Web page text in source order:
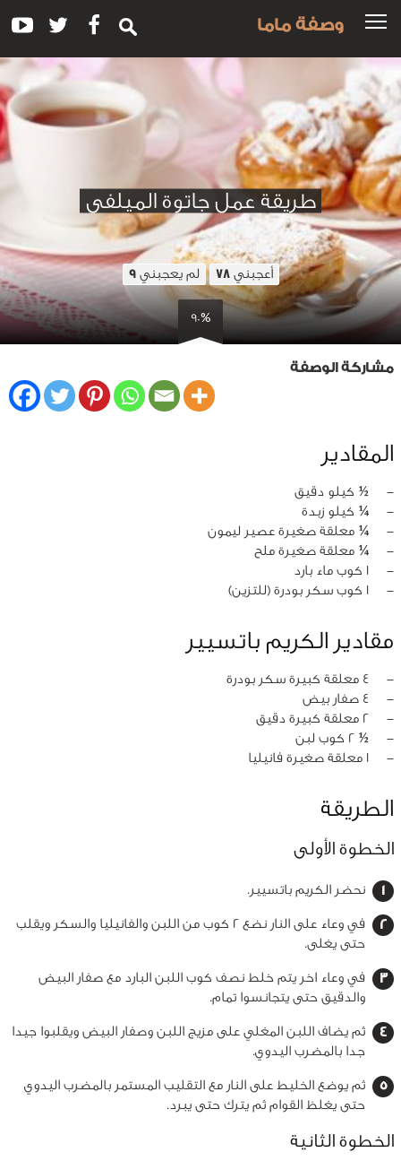
وصفة ماما
طريقة عمل جاتوة الميلفى
أعجبني78 لم يعجبني9
90%
مشاركة الوصفة
المقادير
‏-
½ كيلو دقيق
‏-
¼ كيلو زبدة
‏-
¼ معلقة صغيرة عصير ليمون
‏-
¼ معلقة صغيرة ملح
‏-
1 كوب ماء بارد
‏-
1 كوب سكر بودرة (للتزين)
مقادير الكريم باتسيير
‏-
4 معلقة كبيرة سكر بودرة
‏-
4 صفار بيض
‏-
2 معلقة كبيرة دقيق
‏-
½ 2 كوب لبن
‏-
1 معلقة صغيرة فانيليا
الطريقة
الخطوة الأولى
نحضر الكريم باتسيير.
في وعاء على النار نضع 2 كوب من اللبن والفانيليا والسكر ويقلب
حتى يغلى.
في وعاء اخر يتم خلط نصف كوب اللبن البارد مع صفار البيض
والدقيق حتى يتجانسوا تمام.
ثم يضاف اللبن المغلي على مزيج اللبن وصفار البيض ويقلبوا جيدا
جدا بالمضرب اليدوي.
ثم يوضع الخليط على النار مع التقليب المستمر بالمضرب اليدوي
حتى يغلظ القوام ثم يترك حتى يبرد.
الخطوة الثانية